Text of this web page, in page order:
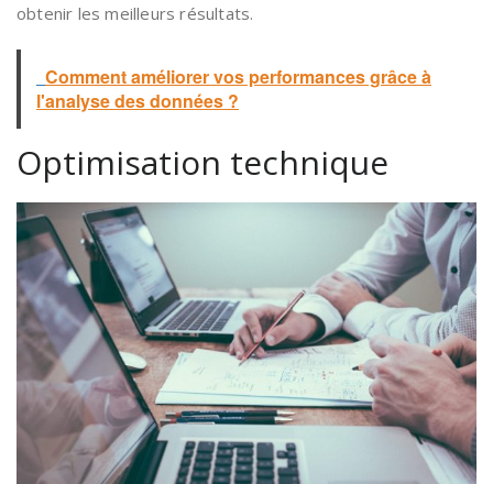
obtenir les meilleurs résultats.
Comment améliorer vos performances grâce à
l'analyse des données ?
Optimisation technique